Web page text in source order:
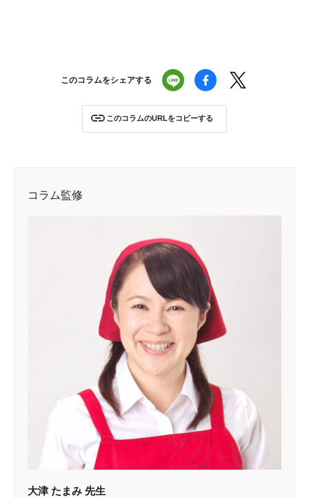
このコラムをシェアする
このコラムのURLをコピーする
コラム監修
大津 たまみ 先生